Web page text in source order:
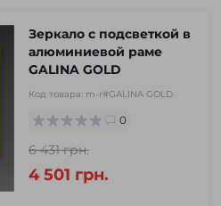
Зеркало с подсветкой в
алюминиевой раме
GALINA GOLD
Код товара: m-r#GALINA GOLD
0
6 431 грн.
4 501 грн.